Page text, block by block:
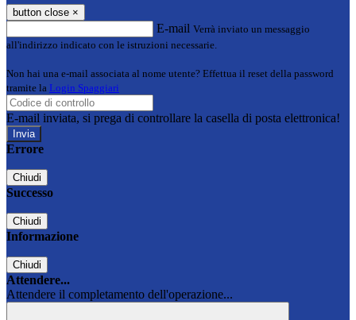
button close ×
E-mail Verrà inviato un messaggio
all'indirizzo indicato con le istruzioni necessarie.
Non hai una e-mail associata al nome utente? Effettua il reset della password
tramite la Login Spaggiari
E-mail inviata, si prega di controllare la casella di posta elettronica!
Errore
Chiudi
Successo
Chiudi
Informazione
Chiudi
Attendere...
Attendere il completamento dell'operazione...